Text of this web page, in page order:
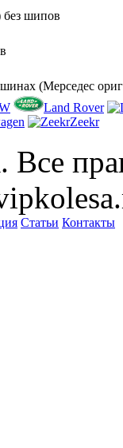
без шипов
(Мерседес
Land Rover
Zeekr
Все
Статьи Контакты